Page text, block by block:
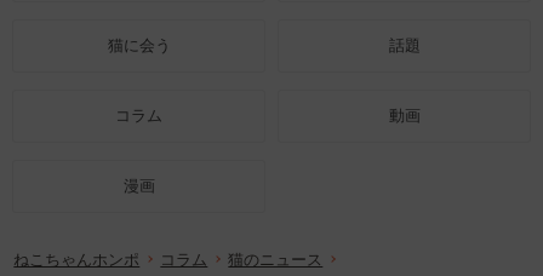
猫に会う 話題
コラム 動画
漫画
ねこちゃんホンポ コラム
猫のニュース